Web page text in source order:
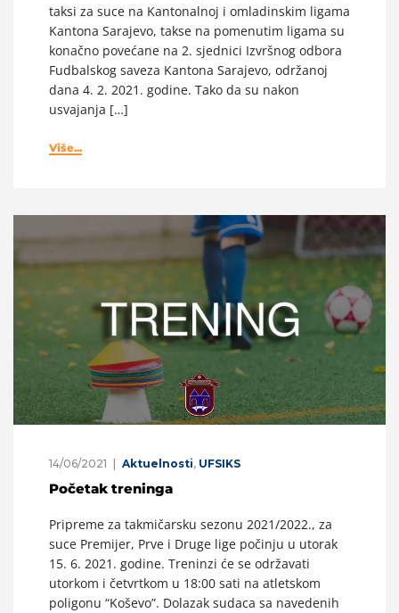
taksi za suce na Kantonalnoj i omladinskim ligama
Kantona Sarajevo, takse na pomenutim ligama su
konačno povećane na 2. sjednici Izvršnog odbora
Fudbalskog saveza Kantona Sarajevo, održanoj
dana 4. 2. 2021. godine. Tako da su nakon
usvajanja […]
Više...
14/06/2021 Aktuelnosti, UFSIKS
Početak treninga
Pripreme za takmičarsku sezonu 2021/2022., za
suce Premijer, Prve i Druge lige počinju u utorak
15. 6. 2021. godine. Treninzi će se održavati
utorkom i četvrtkom u 18:00 sati na atletskom
poligonu “Koševo”. Dolazak sudaca sa navedenih